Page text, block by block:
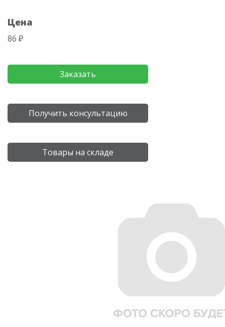
Цена
86 ₽
Заказать
Получить консультацию
Товары на складе